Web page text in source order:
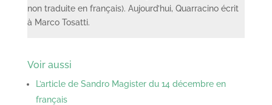
non traduite en français). Aujourd’hui, Quarracino écrit
à Marco Tosatti.
Voir aussi
L’article de Sandro Magister du 14 décembre en
français